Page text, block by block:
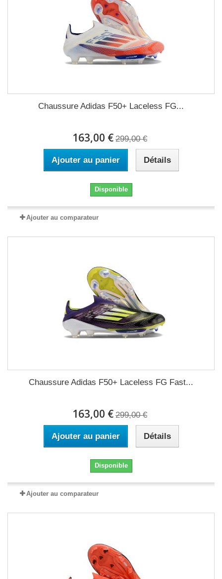
Chaussure Adidas F50+ Laceless FG...
163,00 € 299,00 €
Ajouter au panier Détails
Disponible
Ajouter au comparateur
Chaussure Adidas F50+ Laceless FG Fast...
163,00 € 299,00 €
Ajouter au panier Détails
Disponible
Ajouter au comparateur